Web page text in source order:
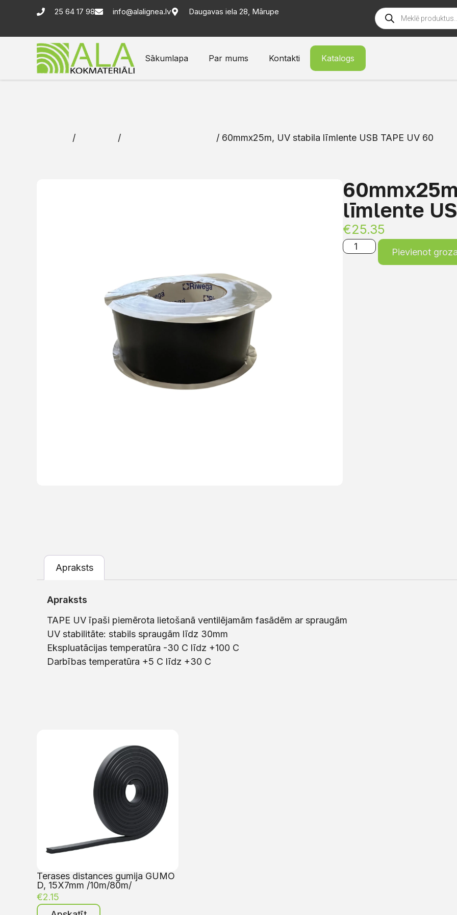
25 64 17 98 info@alalignea.lv Daugavas iela 28, Mārupe
Sākumlapa Par mums Kontakti Katalogs
/ / / 60mmx25m, UV stabila līmlente USB TAPE UV 60
līmlente
€25.35
Pievienot
Apraksts
Apraksts
TAPE UV īpaši piemērota lietošanā ventilējamām fasādēm ar spraugām
UV stabilitāte: stabils spraugām līdz 30mm
Ekspluatācijas temperatūra -30 C līdz +100 C
Darbības temperatūra +5 C līdz +30 C
Terases distances gumija GUMO
D, 15X7mm /10m/80m/
€2.15